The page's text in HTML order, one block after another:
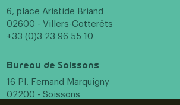
6, place Aristide Briand
02600 - Villers-Cotterêts
+33 (0)3 23 96 55 10
Bureau de Soissons
16 Pl. Fernand Marquigny
02200 - Soissons